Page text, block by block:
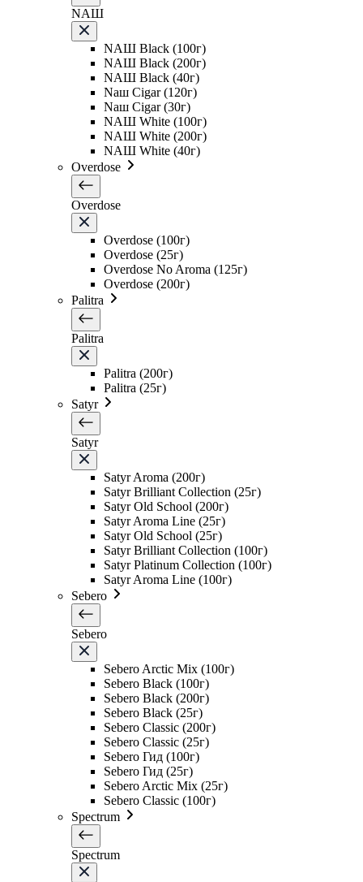
NAШ
NAШ Black (100г)
NAШ Black (200г)
NAШ Black (40г)
Naш Cigar (120г)
Naш Cigar (30г)
NAШ White (100г)
NAШ White (200г)
NAШ White (40г)
Overdose
Overdose
Overdose (100г)
Overdose (25г)
Overdose No Aroma (125г)
Overdose (200г)
Palitra
Palitra
Palitra (200г)
Palitra (25г)
Satyr
Satyr
Satyr Aroma (200г)
Satyr Brilliant Collection (25г)
Satyr Old School (200г)
Satyr Aroma Line (25г)
Satyr Old School (25г)
Satyr Brilliant Collection (100г)
Satyr Platinum Collection (100г)
Satyr Aroma Line (100г)
Sebero
Sebero
Sebero Arctic Mix (100г)
Sebero Black (100г)
Sebero Black (200г)
Sebero Black (25г)
Sebero Classic (200г)
Sebero Classic (25г)
Sebero Гид (100г)
Sebero Гид (25г)
Sebero Arctic Mix (25г)
Sebero Classic (100г)
Spectrum
Spectrum